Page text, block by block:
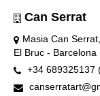
Can Serrat
Masia Can
El Bruc -
+34 689325137